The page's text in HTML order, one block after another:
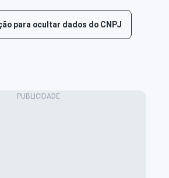
para ocultar dados do CNPJ